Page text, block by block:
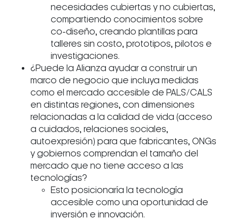
necesidades cubiertas y no cubiertas,
compartiendo conocimientos sobre
co-diseño, creando plantillas para
talleres sin costo, prototipos, pilotos e
investigaciones.
¿Puede la Alianza ayudar a construir un
marco de negocio que incluya medidas
como el mercado accesible de PALS/CALS
en distintas regiones, con dimensiones
relacionadas a la calidad de vida (acceso
a cuidados, relaciones sociales,
autoexpresión) para que fabricantes, ONGs
y gobiernos comprendan el tamaño del
mercado que no tiene acceso a las
tecnologías?
Esto posicionaría la tecnología
accesible como una oportunidad de
inversión e innovación.